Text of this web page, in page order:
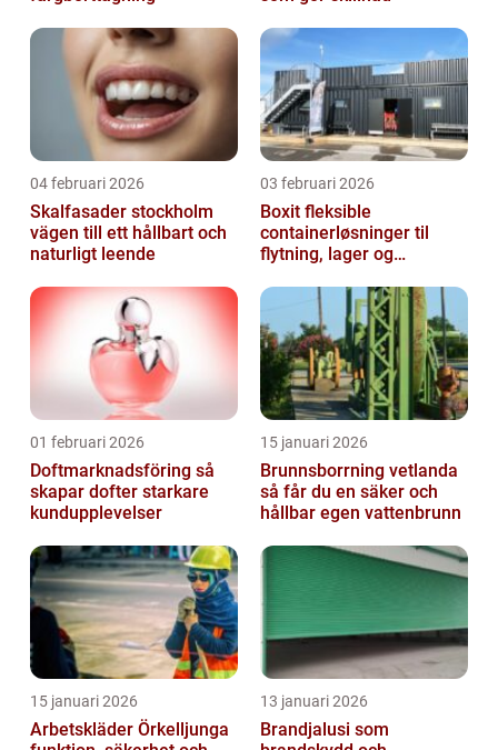
04 februari 2026
Skalfasader stockholm
vägen till ett hållbart och
naturligt leende
03 februari 2026
Boxit fleksible
containerløsninger til
flytning, lager og
01 februari 2026
Doftmarknadsföring så
skapar dofter starkare
kundupplevelser
15 januari 2026
Brunnsborrning vetlanda
så får du en säker och
hållbar egen vattenbrunn
15 januari 2026
Arbetskläder Örkelljunga
13 januari 2026
Brandjalusi som